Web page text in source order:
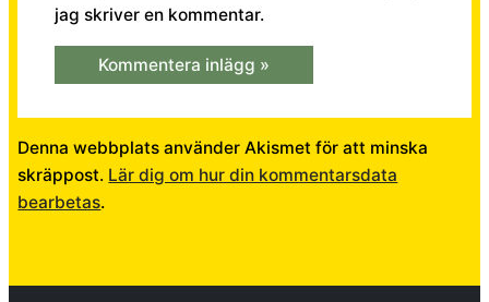
jag skriver en kommentar.
Denna webbplats använder Akismet för att minska
skräppost. Lär dig om hur din kommentarsdata
bearbetas.